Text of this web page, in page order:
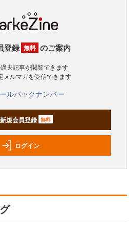
登録 無料 のご案内
過去記事が閲覧できます
メルマガを受信できます
ルバックナンバー
新規会員登録 無料
ログイン